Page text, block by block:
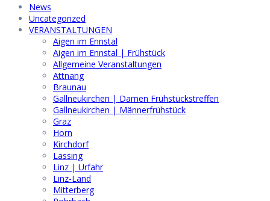
News
Uncategorized
VERANSTALTUNGEN
Aigen im Ennstal
Aigen im Ennstal | Frühstück
Allgemeine Veranstaltungen
Attnang
Braunau
Gallneukirchen | Damen Frühstückstreffen
Gallneukirchen | Männerfrühstück
Graz
Horn
Kirchdorf
Lassing
Linz | Urfahr
Linz-Land
Mitterberg